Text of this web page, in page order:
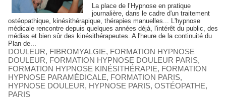
La place de l’Hypnose en pratique
journalière, dans le cadre d'un traitement
ostéopathique, kinésithérapique, thérapies manuelles... L'hypnose
médicale rencontre depuis quelques années déjà, l'intérêt du public, des
médias et bien sûr des kinésithérapeutes. A l'heure de la continuité du
Plan de...
DOULEUR, FIBROMYALGIE, FORMATION HYPNOSE
DOULEUR, FORMATION HYPNOSE DOULEUR PARIS,
FORMATION HYPNOSE KINÉSITHÉRAPIE, FORMATION
HYPNOSE PARAMÉDICALE, FORMATION PARIS,
HYPNOSE DOULEUR, HYPNOSE PARIS, OSTÉOPATHE,
PARIS